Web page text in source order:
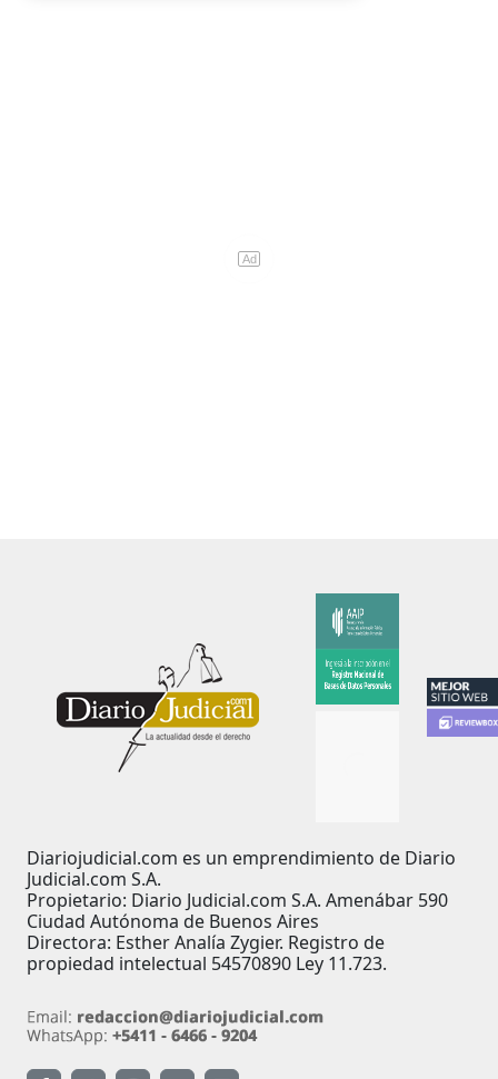
Diariojudicial.com es un emprendimiento de Diario
Judicial.com S.A.
Propietario: Diario Judicial.com S.A. Amenábar 590
Ciudad Autónoma de Buenos Aires
Directora: Esther Analía Zygier. Registro de
propiedad intelectual 54570890 Ley 11.723.